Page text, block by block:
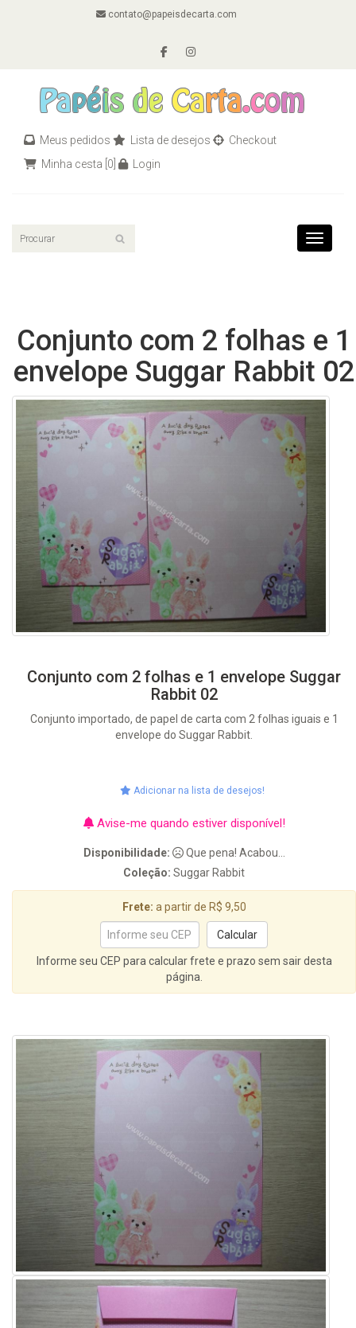
contato@papeisdecarta.com
Meus pedidos Lista de desejos
Checkout
Minha cesta [0] Login
Toggle
Conjunto com 2 folhas e 1
envelope Suggar Rabbit 02
Conjunto com 2 folhas e 1 envelope Suggar
Rabbit 02
Conjunto importado, de papel de carta com 2 folhas iguais e 1
envelope do Suggar Rabbit.
Adicionar na lista de desejos!
Avise-me quando estiver disponível!
Disponibilidade:
Que pena! Acabou...
Coleção: Suggar Rabbit
Frete: a partir de R$ 9,50
Informe seu CEP para calcular frete e prazo sem sair desta
página.